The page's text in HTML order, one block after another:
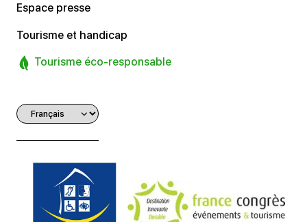
Espace presse
Tourisme et handicap
Tourisme éco-responsable